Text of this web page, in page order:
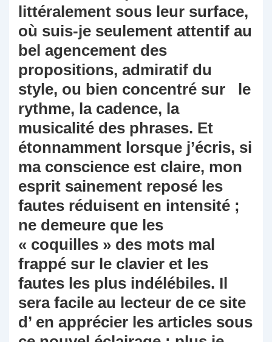
littéralement sous leur surface,
où suis-je seulement attentif au
bel agencement des
propositions, admiratif du
style, ou bien concentré sur le
rythme, la cadence, la
musicalité des phrases. Et
étonnamment lorsque j’écris, si
ma conscience est claire, mon
esprit sainement reposé les
fautes réduisent en intensité ;
ne demeure que les
« coquilles » des mots mal
frappé sur le clavier et les
fautes les plus indélébiles. Il
sera facile au lecteur de ce site
d’ en apprécier les articles sous